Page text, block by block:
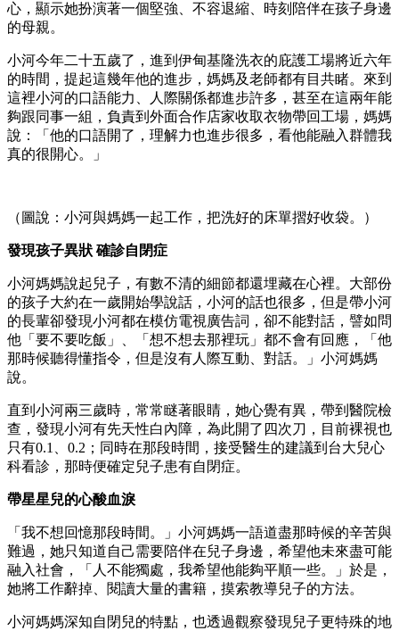
心，顯示她扮演著一個堅強、不容退縮、時刻陪伴在孩子身邊
的母親。
小河今年二十五歲了，進到伊甸基隆洗衣的庇護工場將近六年
的時間，提起這幾年他的進步，媽媽及老師都有目共睹。來到
這裡小河的口語能力、人際關係都進步許多，甚至在這兩年能
夠跟同事一組，負責到外面合作店家收取衣物帶回工場，媽媽
說：「他的口語開了，理解力也進步很多，看他能融入群體我
真的很開心。」
（圖說：小河與媽媽一起工作，把洗好的床單摺好收袋。）
發現孩子異狀 確診自閉症
小河媽媽說起兒子，有數不清的細節都還埋藏在心裡。大部份
的孩子大約在一歲開始學說話，小河的話也很多，但是帶小河
的長輩卻發現小河都在模仿電視廣告詞，卻不能對話，譬如問
他「要不要吃飯」、「想不想去那裡玩」都不會有回應，「他
那時候聽得懂指令，但是沒有人際互動、對話。」小河媽媽
說。
直到小河兩三歲時，常常瞇著眼睛，她心覺有異，帶到醫院檢
查，發現小河有先天性白內障，為此開了四次刀，目前裸視也
只有0.1、0.2；同時在那段時間，接受醫生的建議到台大兒心
科看診，那時便確定兒子患有自閉症。
帶星星兒的心酸血淚
「我不想回憶那段時間。」小河媽媽一語道盡那時候的辛苦與
難過，她只知道自己需要陪伴在兒子身邊，希望他未來盡可能
融入社會，「人不能獨處，我希望他能夠平順一些。」於是，
她將工作辭掉、閱讀大量的書籍，摸索教導兒子的方法。
小河媽媽深知自閉兒的特點，也透過觀察發現兒子更特殊的地